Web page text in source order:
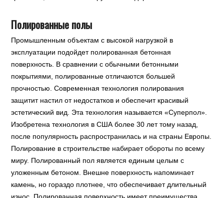
Полированные полы
Промышленным объектам с высокой нагрузкой в
эксплуатации подойдет полированная бетонная
поверхность. В сравнении с обычными бетонными
покрытиями, полированные отличаются большей
прочностью. Современная технология полирования
защитит настил от недостатков и обеспечит красивый
эстетический вид. Эта технология называется «Суперпол».
Изобретена технология в США более 30 лет тому назад,
после популярность распространилась и на страны Европы.
Полирование в строительстве набирает обороты по всему
миру. Полированный пол является единым целым с
уложенным бетоном. Внешне поверхность напоминает
камень, но гораздо плотнее, что обеспечивает длительный